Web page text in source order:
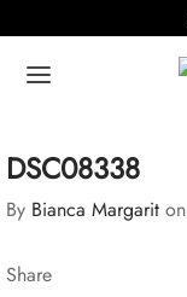
DSC08338
By Bianca Margarit on
Share